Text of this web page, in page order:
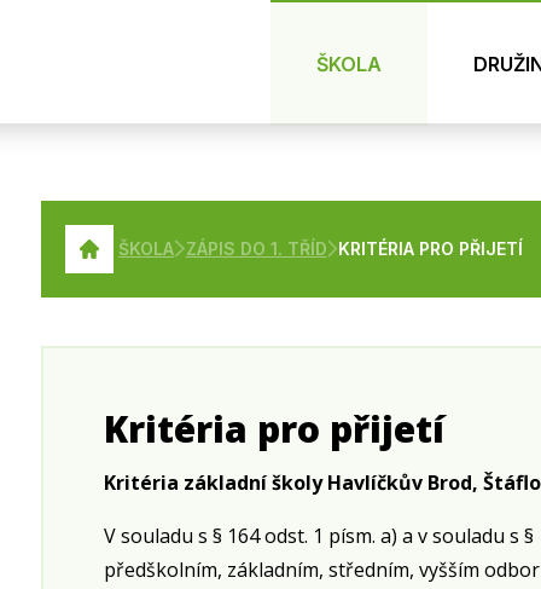
ŠKOLA
ŠKOLA ZÁPIS DO 1. TŘÍD KRITÉRIA PRO PŘIJETÍ
Kritéria pro přijetí
Kritéria základní školy Havlíčkův Brod,
V souladu s § 164 odst. 1 písm. a) a v souladu s
předškolním, základním, středním, vyšším